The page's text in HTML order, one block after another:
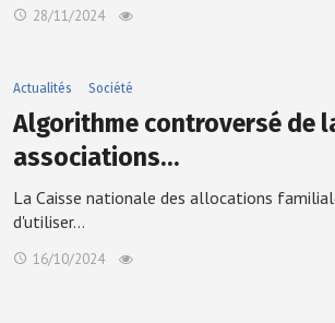
28/11/2024
Actualités Société
Algorithme controversé de la
associations…
La Caisse nationale des allocations
d'utiliser…
16/10/2024